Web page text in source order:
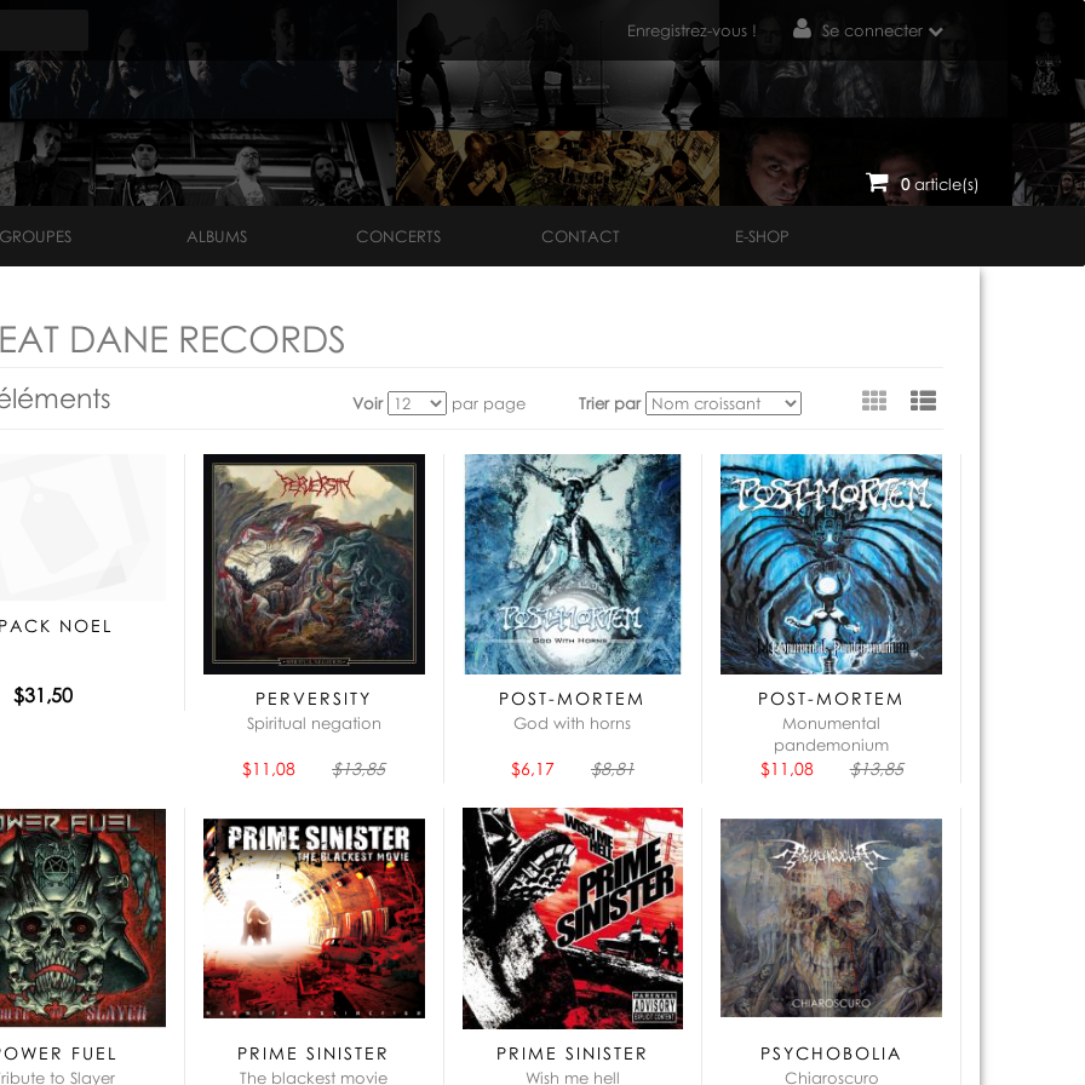
Enregistrez-vous ! Se connecter
0article(s)
GROUPES ALBUMS CONCERTS CONTACT E-SHOP
DANE RECORDS
Voir par page Trier par Voir
en
tant
que:
PACK NOEL
$31,50 PERVERSITY
Spiritual negation
$11,08 $13,85
POST-MORTEM
God with horns
$6,17 $8,81
POST-MORTEM
Monumental
pandemonium
$11,08 $13,85
FUEL
to Slayer
PRIME SINISTER
The blackest movie
PRIME SINISTER
Wish me hell
PSYCHOBOLIA
Chiaroscuro